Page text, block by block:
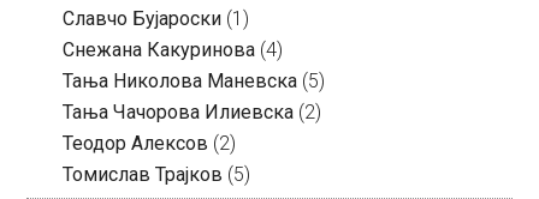
Славчо Бујароски (1)
Снежана Какуринова (4)
Тања Николова Маневска (5)
Тања Чачорова Илиевска (2)
Теодор Алексов (2)
Томислав Трајков (5)